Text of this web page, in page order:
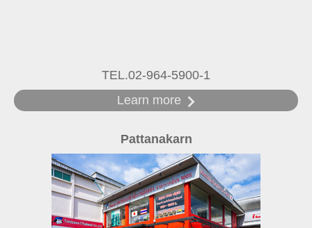
TEL.02-964-5900-1
Learn more
Pattanakarn